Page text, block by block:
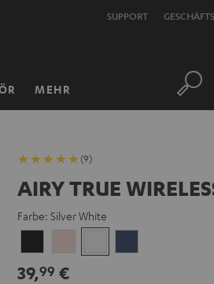
SUPPORT
MEHR Suche
(9)
AIRY TRUE
Farbe: Silver White
Gold
White
39,99 €